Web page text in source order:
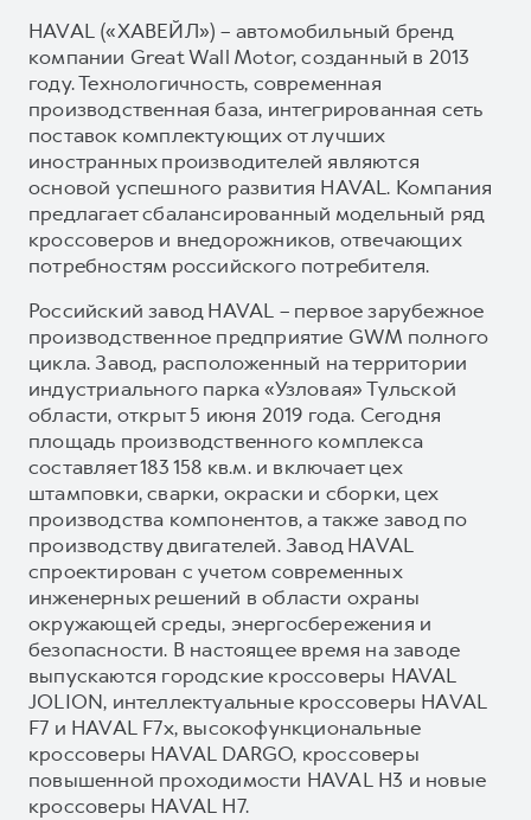
HAVAL («ХАВЕЙЛ») – автомобильный бренд
компании Great Wall Motor, созданный в 2013
году. Технологичность, современная
производственная база, интегрированная сеть
поставок комплектующих от лучших
иностранных производителей являются
основой успешного развития HAVAL. Компания
предлагает сбалансированный модельный ряд
кроссоверов и внедорожников, отвечающих
потребностям российского потребителя.
Российский завод HAVAL – первое зарубежное
производственное предприятие GWM полного
цикла. Завод, расположенный на территории
индустриального парка «Узловая» Тульской
области, открыт 5 июня 2019 года. Сегодня
площадь производственного комплекса
составляет 183 158 кв.м. и включает цех
штамповки, сварки, окраски и сборки, цех
производства компонентов, а также завод по
производству двигателей. Завод HAVAL
спроектирован с учетом современных
инженерных решений в области охраны
окружающей среды, энергосбережения и
безопасности. В настоящее время на заводе
выпускаются городские кроссоверы HAVAL
JOLION, интеллектуальные кроссоверы HAVAL
F7 и HAVAL F7x, высокофункциональные
кроссоверы HAVAL DARGO, кроссоверы
повышенной проходимости HAVAL H3 и новые
кроссоверы HAVAL H7.